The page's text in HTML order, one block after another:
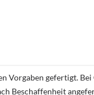
gefertigt.
Beschaffenheit